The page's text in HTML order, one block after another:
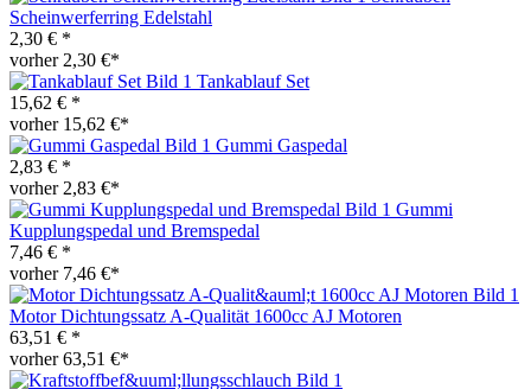
Scheinwerferring Edelstahl
2,30 € *
vorher 2,30 €*
Tankablauf Set
15,62 € *
vorher 15,62 €*
Gummi Gaspedal
2,83 € *
vorher 2,83 €*
Gummi
Kupplungspedal und Bremspedal
7,46 € *
vorher 7,46 €*
Motor Dichtungssatz A-Qualität 1600cc AJ Motoren
63,51 € *
vorher 63,51 €*